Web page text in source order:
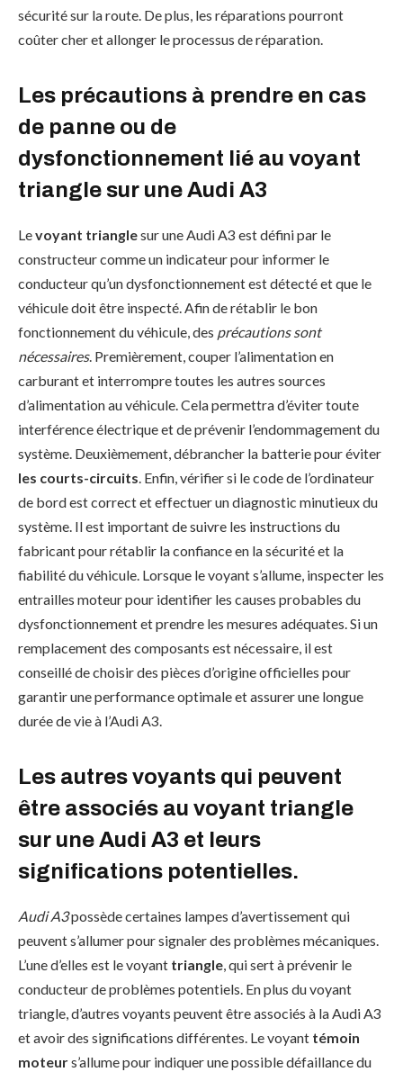
sécurité sur la route. De plus, les réparations pourront
coûter cher et allonger le processus de réparation.
Les précautions à prendre en cas
de panne ou de
dysfonctionnement lié au voyant
triangle sur une Audi A3
Levoyant trianglesur une Audi A3 est défini par le
constructeur comme un indicateur pour informer le
conducteur qu’un dysfonctionnement est détecté et que le
véhicule doit être inspecté. Afin de rétablir le bon
fonctionnement du véhicule, des précautions sont
nécessaires. Premièrement, couper l’alimentation en
carburant et interrompre toutes les autres sources
d’alimentation au véhicule. Cela permettra d’éviter toute
interférence électrique et de prévenir l’endommagement du
système. Deuxièmement, débrancher la batterie pour éviter
les courts-circuits. Enfin, vérifier si le code de l’ordinateur
de bord est correct et effectuer un diagnostic minutieux du
système. Il est important de suivre les instructions du
fabricant pour rétablir la confiance en la sécurité et la
fiabilité du véhicule. Lorsque le voyant s’allume, inspecter les
entrailles moteur pour identifier les causes probables du
dysfonctionnement et prendre les mesures adéquates. Si un
remplacement des composants est nécessaire, il est
conseillé de choisir des pièces d’origine officielles pour
garantir une performance optimale et assurer une longue
durée de vie à l’Audi A3.
Les autres voyants qui peuvent
être associés au voyant triangle
sur une Audi A3 et leurs
significations potentielles.
Audi A3possède certaines lampes d’avertissement qui
peuvent s’allumer pour signaler des problèmes mécaniques.
L’une d’elles est le voyant triangle, qui sert à prévenir le
conducteur de problèmes potentiels. En plus du voyant
triangle, d’autres voyants peuvent être associés à la Audi A3
et avoir des significations différentes. Le voyant témoin
moteurs’allume pour indiquer une possible défaillance du